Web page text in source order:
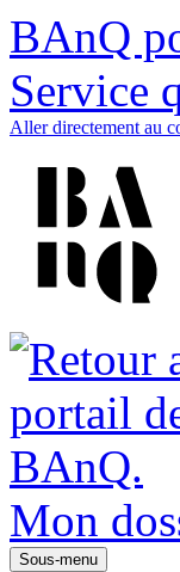
BAnQ
Service
Aller directement au
Mon
Sous-menu